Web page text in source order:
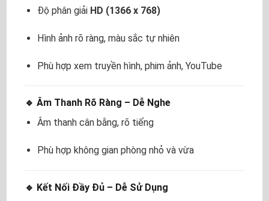
Độ phân giải HD (1366 x 768)
Hình ảnh rõ ràng, màu sắc tự nhiên
Phù hợp xem truyền hình, phim ảnh, YouTube
🔹 Âm Thanh Rõ Ràng – Dễ Nghe
Âm thanh cân bằng, rõ tiếng
Phù hợp không gian phòng nhỏ và vừa
🔹 Kết Nối Đầy Đủ – Dễ Sử Dụng